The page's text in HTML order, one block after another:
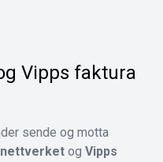
Vipps faktura
sende og motta
og Vipps